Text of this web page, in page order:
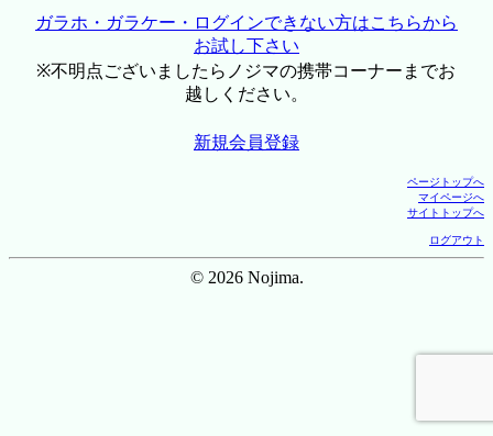
ガラホ・ガラケー・ログインできない方はこちらから
お試し下さい
※不明点ございましたらノジマの携帯コーナーまでお
越しください。
新規会員登録
ページトップへ
マイページへ
サイトトップへ
ログアウト
© 2026 Nojima.